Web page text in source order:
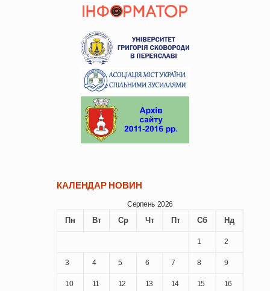
КАЛЕНДАР НОВИН
Серпень 2026
Пн Вт Ср Чт Пт Сб Нд
1 2
3 4 5 6 7 8 9
10 11 12 13 14 15 16